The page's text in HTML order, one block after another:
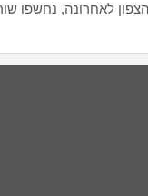
לאחרונה, נחשפו